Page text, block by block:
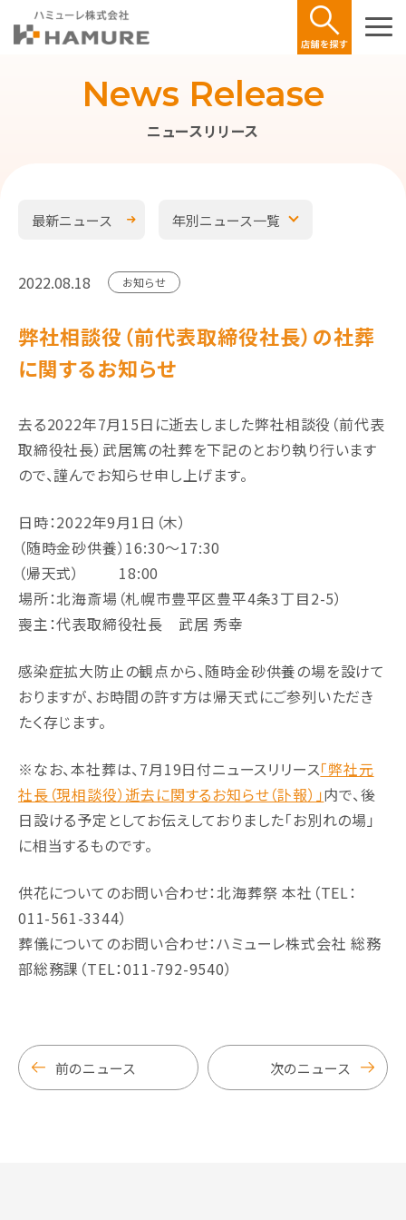
ニュースリリース
News Release
最新ニュース 年別ニュース一覧
2022.08.18 お知らせ
弊社相談役（前代表取締役社長）の社葬
に関するお知らせ
去る2022年7月15日に逝去しました弊社相談役（前代表
取締役社長）武居篤の社葬を下記のとおり執り行います
ので、謹んでお知らせ申し上げます。
日時：2022年9月1日（木）
（随時金砂供養）16:30～17:30
（帰天式） 18:00
場所：北海斎場（札幌市豊平区豊平4条3丁目2-5）
喪主：代表取締役社長 武居 秀幸
感染症拡大防止の観点から、随時金砂供養の場を設けて
おりますが、お時間の許す方は帰天式にご参列いただき
たく存じます。
※なお、本社葬は、7月19日付ニュースリリース「弊社元
社長（現相談役）逝去に関するお知らせ（訃報）」内で、後
日設ける予定としてお伝えしておりました「お別れの場」
に相当するものです。
供花についてのお問い合わせ：北海葬祭 本社（TEL：
011-561-3344）
葬儀についてのお問い合わせ：ハミューレ株式会社 総務
部総務課（TEL：011-792-9540）
前のニュース 次のニュース